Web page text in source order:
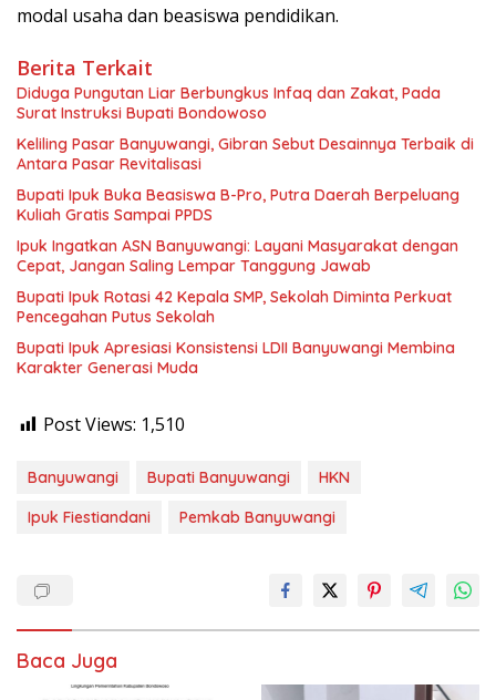
modal usaha dan beasiswa pendidikan.
Berita Terkait
Diduga Pungutan Liar Berbungkus Infaq dan Zakat, Pada
Surat Instruksi Bupati Bondowoso
Keliling Pasar Banyuwangi, Gibran Sebut Desainnya Terbaik di
Antara Pasar Revitalisasi
Bupati Ipuk Buka Beasiswa B-Pro, Putra Daerah Berpeluang
Kuliah Gratis Sampai PPDS
Ipuk Ingatkan ASN Banyuwangi: Layani Masyarakat dengan
Cepat, Jangan Saling Lempar Tanggung Jawab
Bupati Ipuk Rotasi 42 Kepala SMP, Sekolah Diminta Perkuat
Pencegahan Putus Sekolah
Bupati Ipuk Apresiasi Konsistensi LDII Banyuwangi Membina
Karakter Generasi Muda
Post Views: 1,510
Banyuwangi Bupati Banyuwangi
HKN
Ipuk Fiestiandani
Pemkab Banyuwangi
Baca Juga